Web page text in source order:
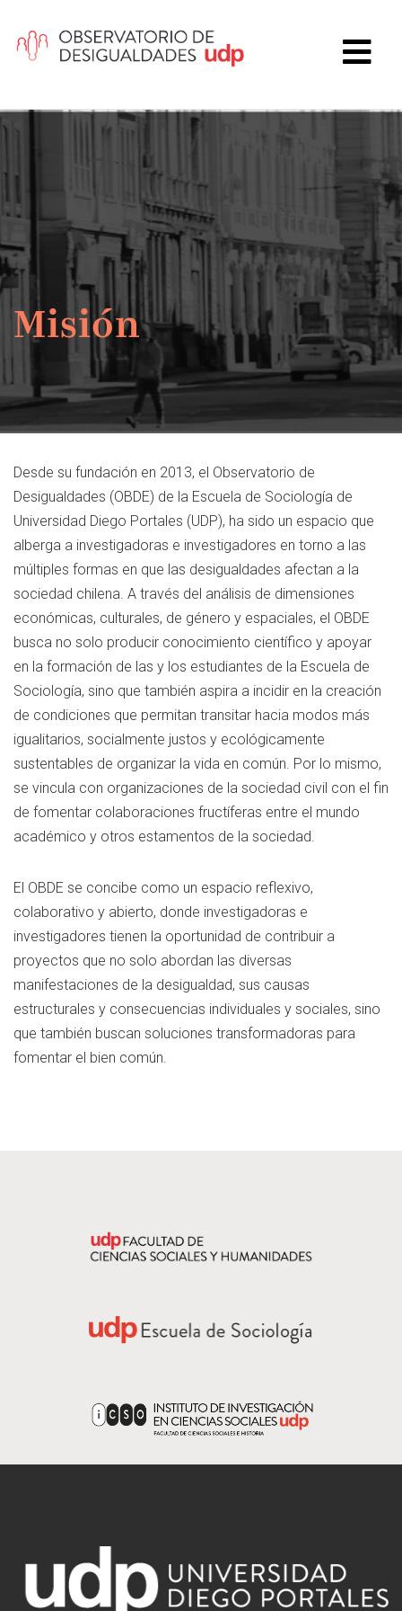
Misión
Desde su fundación en 2013, el Observatorio de
Desigualdades (OBDE) de la Escuela de Sociología de
Universidad Diego Portales (UDP), ha sido un espacio que
alberga a investigadoras e investigadores en torno a las
múltiples formas en que las desigualdades afectan a la
sociedad chilena. A través del análisis de dimensiones
económicas, culturales, de género y espaciales, el OBDE
busca no solo producir conocimiento científico y apoyar
en la formación de las y los estudiantes de la Escuela de
Sociología, sino que también aspira a incidir en la creación
de condiciones que permitan transitar hacia modos más
igualitarios, socialmente justos y ecológicamente
sustentables de organizar la vida en común. Por lo mismo,
se vincula con organizaciones de la sociedad civil con el fin
de fomentar colaboraciones fructíferas entre el mundo
académico y otros estamentos de la sociedad.
El OBDE se concibe como un espacio reflexivo,
colaborativo y abierto, donde investigadoras e
investigadores tienen la oportunidad de contribuir a
proyectos que no solo abordan las diversas
manifestaciones de la desigualdad, sus causas
estructurales y consecuencias individuales y sociales, sino
que también buscan soluciones transformadoras para
fomentar el bien común.